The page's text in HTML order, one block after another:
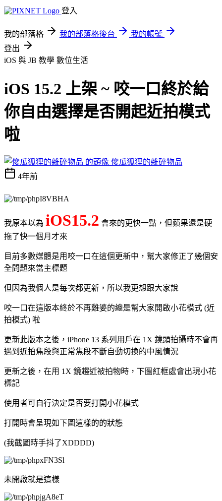
登入
我的部落格 我的部落格後台
我的帳號
登出
iOS 與 JB 教學 數位生活
iOS 15.2 上架 ~ 咬一口終於給
你自由選擇是否開起近拍模式
啦
傻瓜狐狸的雜碎物品
4年前
我原本以為 iOS15.2 會來的更快一點，但蘋果還是硬
拖了快一個月才來
目前多數媒體是用咬一口在這個更新中，幫大家修正了幾個安
全問題來當主標題
但因為我個人是每次都更新，所以我更想跟大家說
咬一口在這版本終於不再雞婆的總是幫大家開啟小花模式 (近
拍模式) 啦
更新此版本之後，iPhone 13 系列用戶在 1X 鏡頭拍攝時不會再
遇到近拍焦段與正常焦段不斷自動切換的中風情況
更新之後，在用 1X 鏡趨近被拍物時，下圖紅框處會出現小花
標記
使用者可自行決定是否要打開小花模式
打開時會呈現如下圖這樣的的狀態
(我截圖時手抖了XDDDD)
未開啟就是這樣